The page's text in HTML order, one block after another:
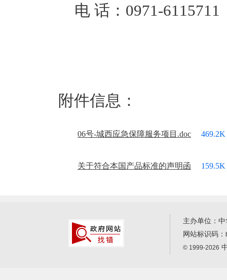
电 话： 0971-6115711
附件信息：
06号-城西应急保障服务项目.doc 469.2K
关于符合本国产品标准的声明函 159.5K
主办单位：
网站标识码：
© 1999-2026